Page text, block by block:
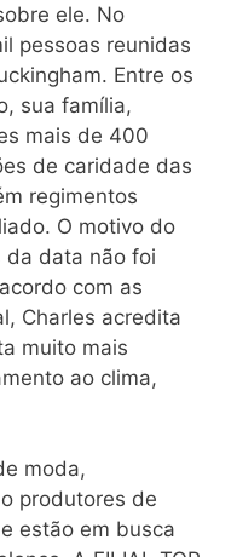
ele. No
pessoas reunidas
Entre os
sua família,
mais de 400
de caridade das
regimentos
O motivo do
da data não foi
com as
Charles acredita
muito mais
ao clima,
moda,
produtores de
estão em busca